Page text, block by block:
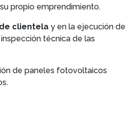
propio emprendimiento.
clientela y en la ejecución de
técnica de las
de paneles fotovoltaicos